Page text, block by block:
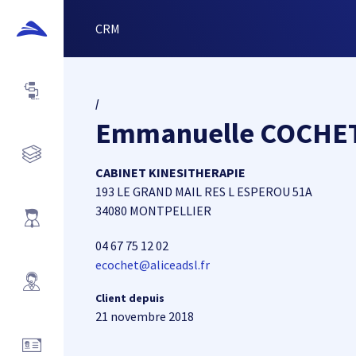
CRM
/
Emmanuelle
CABINET KINESITHERAPIE
193 LE GRAND MAIL RES L ESPEROU 51A
34080 MONTPELLIER
04 67 75 12 02
ecochet@aliceadsl.fr
Client depuis
21 novembre 2018